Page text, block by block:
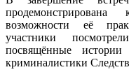
возможности её
участники
посвящённые
криминалистики